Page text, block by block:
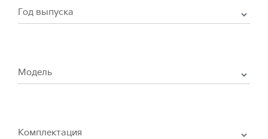
Год выпуска
Модель
Комплектация